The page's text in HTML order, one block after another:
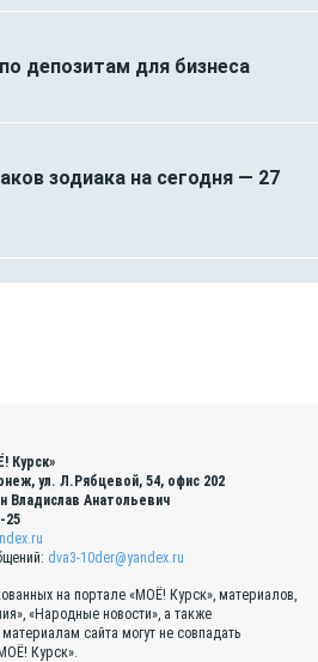
депозитам для бизнеса
зодиака на сегодня — 27
Курск»
ул. Л.Рябцевой, 54, офис 202
Владислав Анатольевич
25
dva3-10der@yandex.ru
на портале «МОЁ! Курск», материалов,
«Народные новости», а также
сайта могут не совпадать
Курск».